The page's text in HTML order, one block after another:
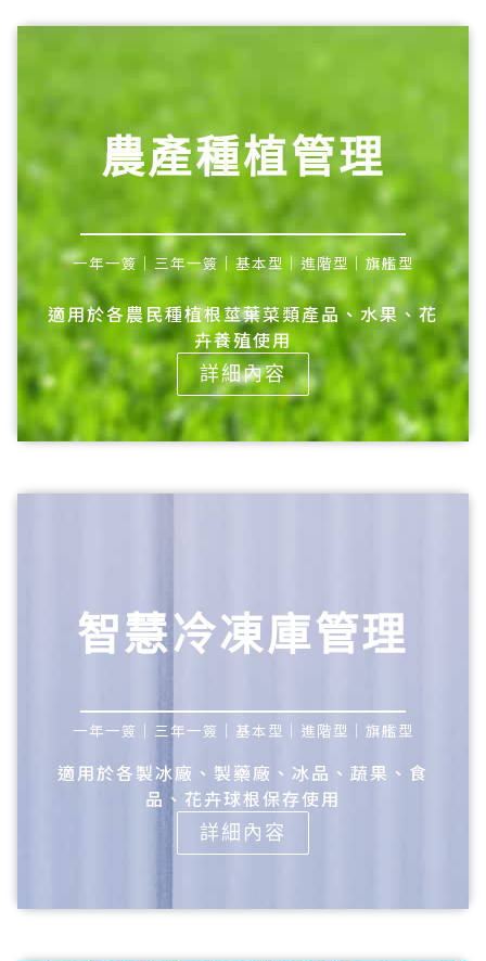
農產種植管理
一年一簽｜三年一簽｜基本型｜進階型｜旗艦型
適用於各農民種植根莖葉菜類產品、水果、花
卉養殖使用
詳細內容
智慧冷凍庫管理
一年一簽｜三年一簽｜基本型｜進階型｜旗艦型
適用於各製冰廠、製藥廠、冰品、蔬果、食
品、花卉球根保存使用
詳細內容